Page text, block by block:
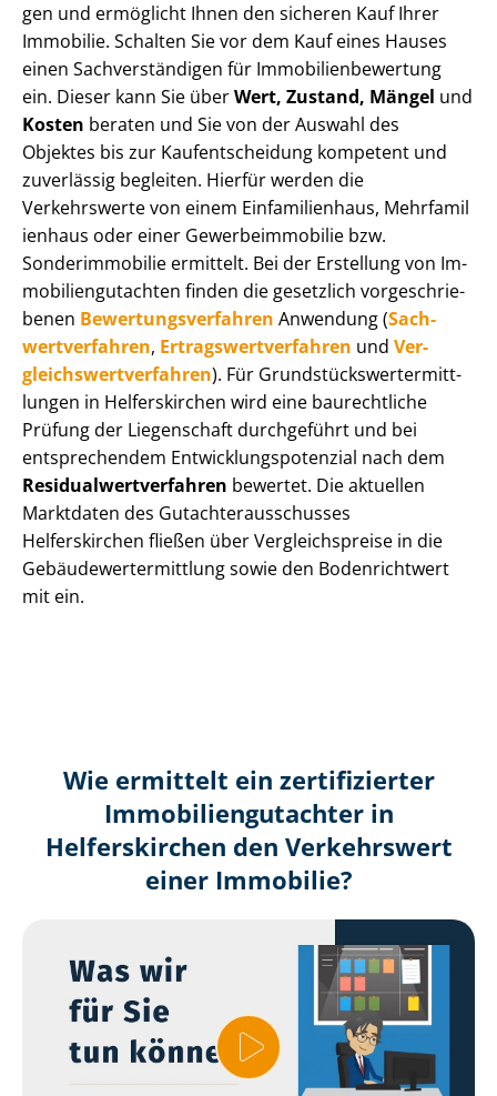
gen und ermöglicht Ihnen den sicheren Kauf Ihrer
Immobilie. Schalten Sie vor dem Kauf eines Hauses
einen Sach­ver­stän­di­gen für Im­mo­bi­li­en­be­wer­tung
ein. Dieser kann Sie überWert, Zustand, Mängel und
Kosten beraten und Sie von der Auswahl des
Objektes bis zur Kauf­ent­schei­dung kompetent und
zuverlässig begleiten. Hierfür werden die
Verkehrswerte von einem Einfamilienhaus, Mehr­fa­mi­l
i­en­haus oder einer Ge­wer­be­im­mo­bi­lie bzw.
Sonderimmobilie ermittelt. Bei der Erstellung von Im­
mo­bi­li­en­gut­ach­ten finden die gesetzlich vor­ge­schrie­
be­nen Be­wer­tungs­ver­fah­ren Anwendung (Sach­
wert­ver­fah­ren, Er­trags­wert­ver­fah­ren und Ver­
gleichs­wert­ver­fah­ren). Für Grund­stücks­wert­ermitt­
lun­gen in Helferskirchen wird eine baurechtliche
Prüfung der Liegenschaft durchgeführt und bei
entsprechendem Ent­wick­lungs­po­ten­zi­al nach dem
Re­si­du­al­wert­ver­fah­ren bewertet. Die aktuellen
Marktdaten des Gut­ach­ter­aus­schus­ses
Helferskirchen fließen über Ver­gleichs­prei­se in die
Ge­bäu­de­wert­ermitt­lung sowie den Bodenrichtwert
mit ein.
Wie ermittelt ein zertifizierter
Immobilien­gutachter in
Helferskirchen den Verkehrswert
einer Immobilie?